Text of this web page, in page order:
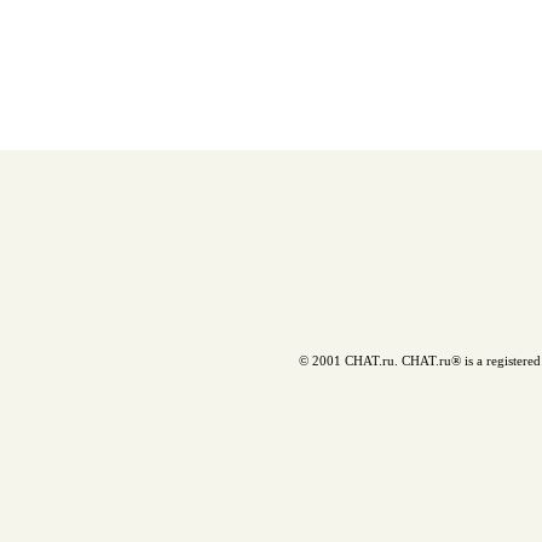
© 2001 CHAT.ru. CHAT.ru® is a